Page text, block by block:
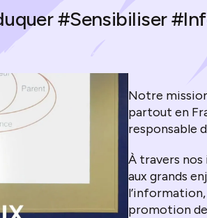
#Sensibiliser
Notre
partout en
responsable
À travers
aux grands
promotion